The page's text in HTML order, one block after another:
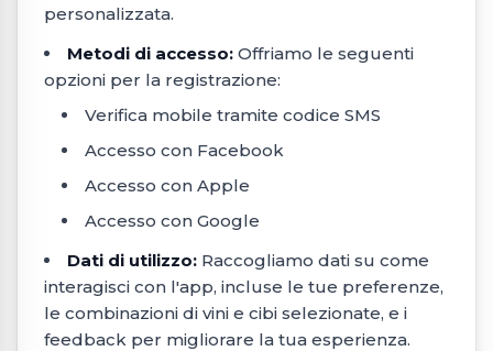
personalizzata.
Metodi di accesso: Offriamo le seguenti
opzioni per la registrazione:
Verifica mobile tramite codice SMS
Accesso con Facebook
Accesso con Apple
Accesso con Google
Dati di utilizzo: Raccogliamo dati su come
interagisci con l'app, incluse le tue preferenze,
le combinazioni di vini e cibi selezionate, e i
feedback per migliorare la tua esperienza.